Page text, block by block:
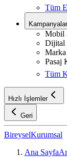
Tüm
Kampanyalar
Mobil
Dijital
Marka
Pasaj
Tüm
Hızlı İşlemler
Geri
BireyselKurumsal
Ana Sayfa